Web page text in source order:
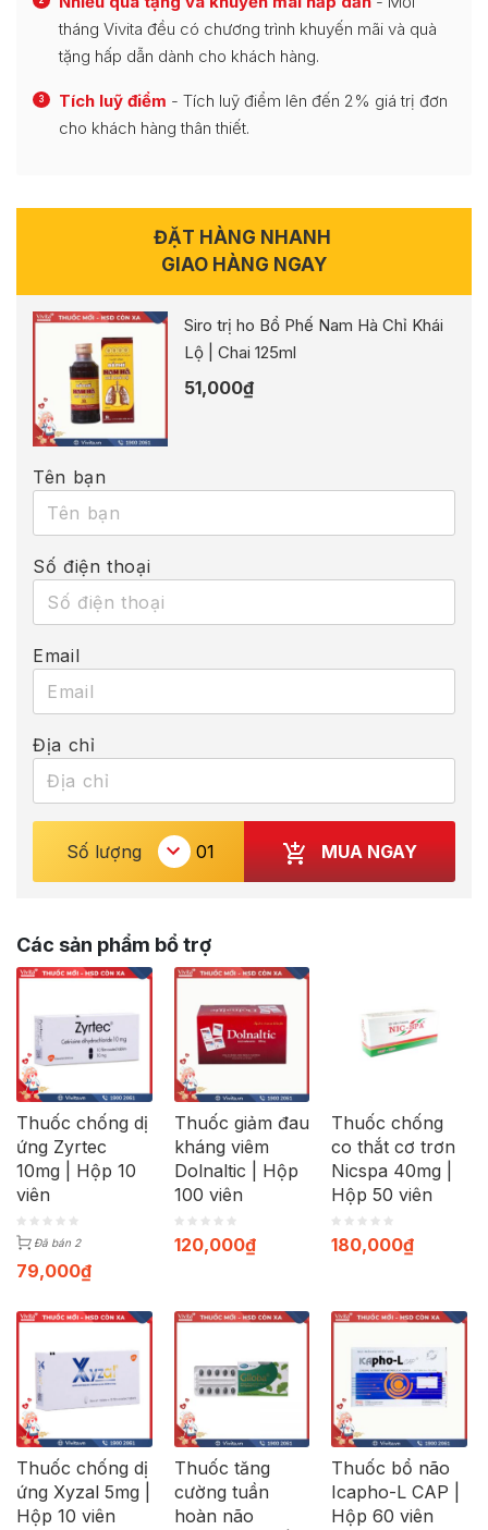
tháng Vivita đều có chương trình khuyến mãi và quà
tặng hấp dẫn dành cho khách hàng.
3 Tích luỹ điểm - Tích luỹ điểm lên đến 2% giá trị đơn
cho khách hàng thân thiết.
ĐẶT HÀNG NHANH
GIAO HÀNG NGAY
Siro trị ho Bổ Phế Nam Hà Chỉ Khái
Lộ | Chai 125ml
51,000₫
Tên bạn
Số điện thoại
Email
Địa chỉ
Số lượng MUA NGAY
Các sản phẩm bổ trợ
Thuốc chống dị
ứng Zyrtec
10mg | Hộp 10
viên
Đã bán 2
79,000₫
Thuốc giảm đau
kháng viêm
Dolnaltic | Hộp
100 viên
120,000₫
Thuốc chống
co thắt cơ trơn
Nicspa 40mg |
Hộp 50 viên
180,000₫
Thuốc chống dị
ứng Xyzal 5mg |
Hộp 10 viên
Thuốc tăng
cường tuần
hoàn não
Thuốc bổ não
Icapho-L CAP |
Hộp 60 viên